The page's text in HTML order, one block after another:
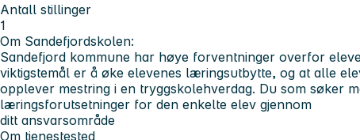
Antall stillinger
1
Om Sandefjordskolen:
Sandefjord kommune har høye forventninger overfor
viktigstemål er å øke elevenes læringsutbytte, og at alle
opplever mestring i en tryggskolehverdag. Du som søker
læringsforutsetninger for den enkelte elev gjennom
ditt ansvarsområde
Om tjenestested